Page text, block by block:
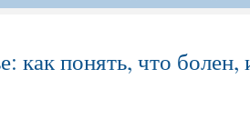
как понять, что